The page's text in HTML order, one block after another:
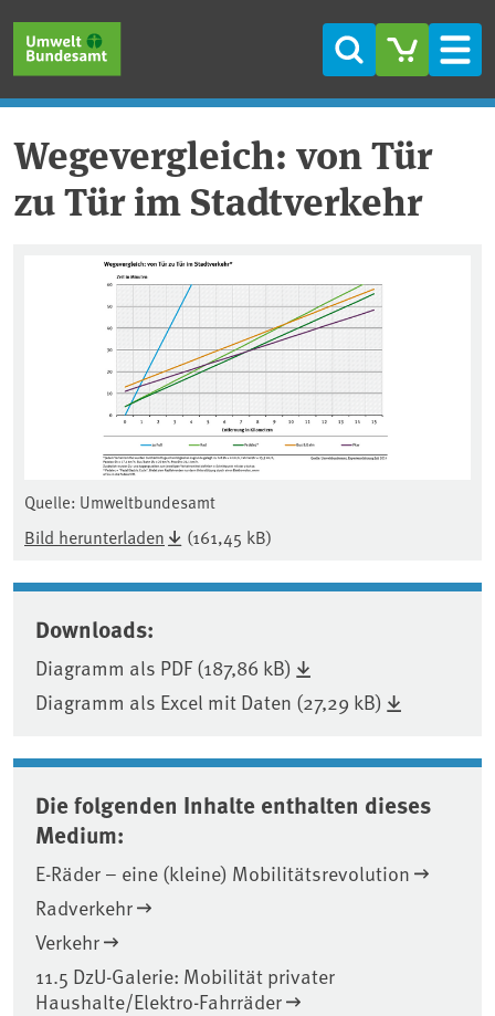
Suche
Wegevergleich: von Tür
zu Tür im Stadtverkehr
Quelle: Umweltbundesamt
Bild herunterladen (161,45 kB)
Downloads:
Diagramm als PDF (187,86 kB)
Diagramm als Excel mit Daten (27,29 kB)
Die folgenden Inhalte enthalten dieses
Medium:
E-Räder – eine (kleine) Mobilitätsrevolution
Radverkehr
Verkehr
11.5 DzU-Galerie: Mobilität privater
Haushalte/Elektro-Fahrräder